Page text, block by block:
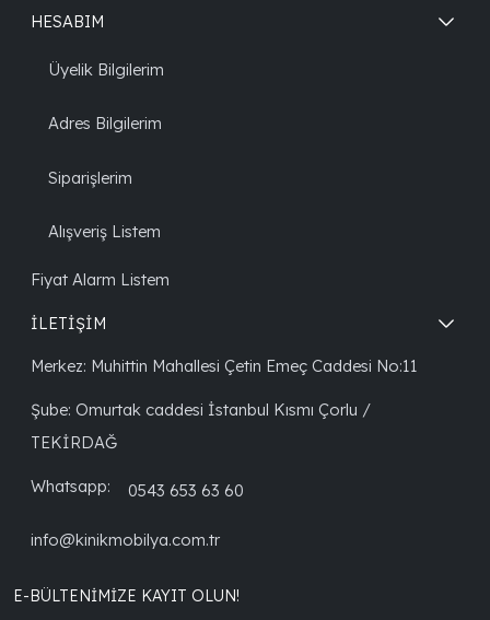
HESABIM
Üyelik Bilgilerim
Adres Bilgilerim
Siparişlerim
Alışveriş Listem
Fiyat Alarm Listem
İLETİŞİM
Merkez: Muhittin Mahallesi Çetin Emeç Caddesi No:11
Şube: Omurtak caddesi İstanbul Kısmı Çorlu /
TEKİRDAĞ
Whatsapp: 0543 653 63 60
info@kinikmobilya.com.tr
E-BÜLTENIMIZE KAYIT OLUN!